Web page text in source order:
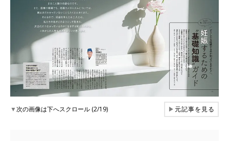
▼次の画像は下へスクロール (2/19) ▶元記事を見る